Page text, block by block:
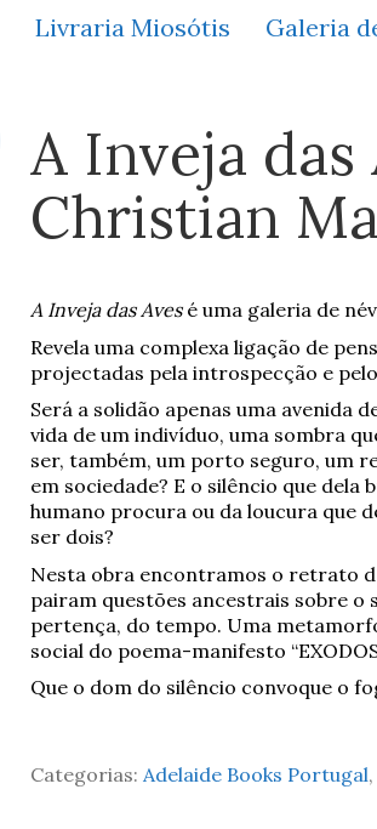
Livraria Miosótis Galeria
A Inveja das
Christian
A Inveja das Avesé uma galeria de
Revela uma complexa ligação de
projectadas pela introspecção e
Será a solidão apenas uma avenida
vida de um indivíduo, uma sombra
ser, também, um porto seguro, um
em sociedade? E o silêncio que
humano procura ou da loucura que
ser dois?
Nesta obra encontramos o retrato
pairam questões ancestrais sobre o
pertença, do tempo. Uma
social do poema-manifesto
Que o dom do silêncio convoque o
Categorias: Adelaide Books Portugal,